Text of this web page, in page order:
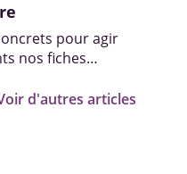
pour agir
nos fiches
d'autres articles